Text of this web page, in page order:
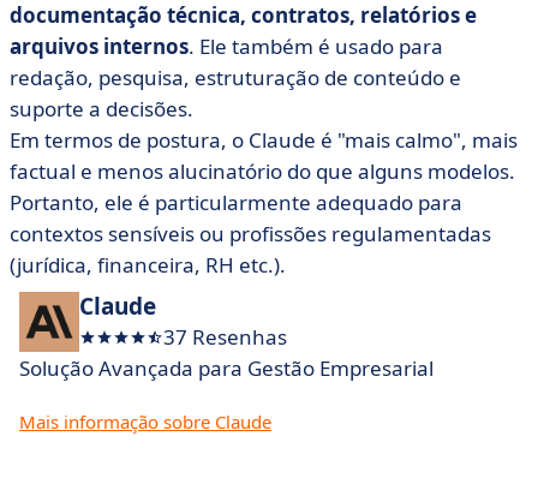
documentação técnica, contratos, relatórios e
arquivos internos. Ele também é usado para
redação, pesquisa, estruturação de conteúdo e
suporte a decisões.
Em termos de postura, o Claude é "mais calmo", mais
factual e menos alucinatório do que alguns modelos.
Portanto, ele é particularmente adequado para
contextos sensíveis ou profissões regulamentadas
(jurídica, financeira, RH etc.).
Claude
37 Resenhas
Solução Avançada para Gestão Empresarial
Mais informação sobre Claude